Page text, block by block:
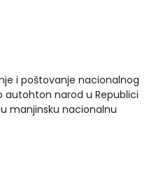
i poštovanje nacionalnog
autohton narod u Republici
manjinsku nacionalnu